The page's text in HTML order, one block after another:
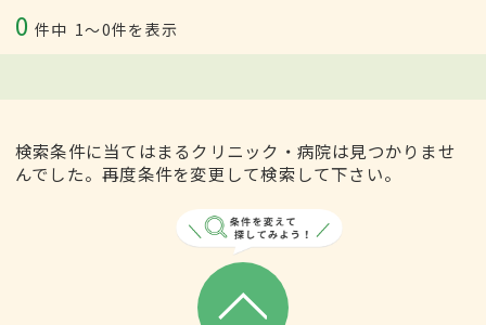
0 件中 1〜0件を表示
検索条件に当てはまるクリニック・病院は見つかりませ
んでした。再度条件を変更して検索して下さい。